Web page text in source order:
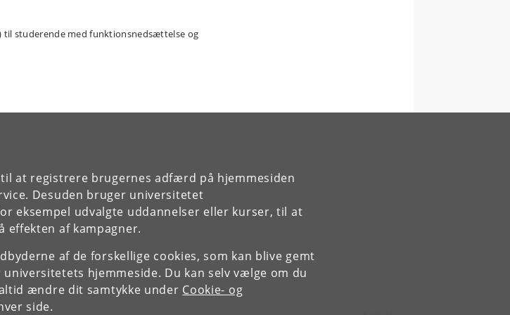
at registrere brugernes adfærd på hjemmesiden
Desuden bruger universitetet
eksempel udvalgte uddannelser eller kurser, til at
effekten af kampagner.
af de forskellige cookies, som kan blive gemt
hjemmeside. Du kan selv vælge om du
ændre dit samtykke under Cookie- og
side.
til studerende med funktionsnedsættelse og